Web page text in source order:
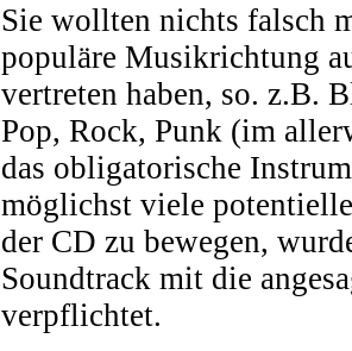
Sie wollten nichts falsch
populäre Musikrichtung
vertreten haben, so. z.B.
Pop, Rock, Punk (im
das obligatorische
möglichst viele
der CD zu bewegen,
Soundtrack mit die
verpflichtet.